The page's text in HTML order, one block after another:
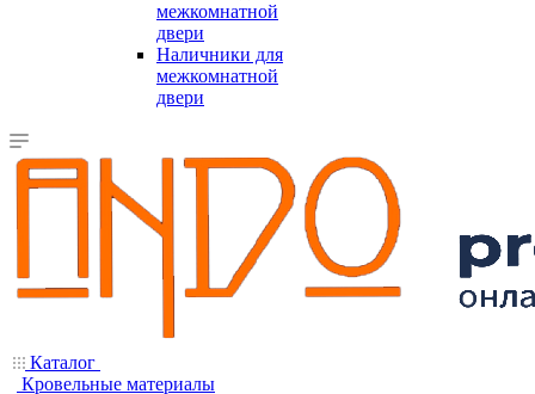
межкомнатной
двери
Наличники для
межкомнатной
двери
Каталог
Кровельные материалы